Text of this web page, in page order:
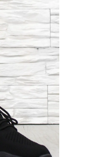
TENISKY KABPC19WH
Kč
610 Kč